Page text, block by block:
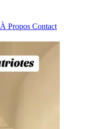
À Propos Contact